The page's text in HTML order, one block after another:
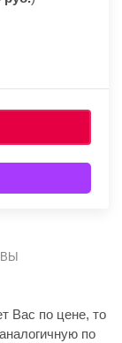
Вас по цене, то
по